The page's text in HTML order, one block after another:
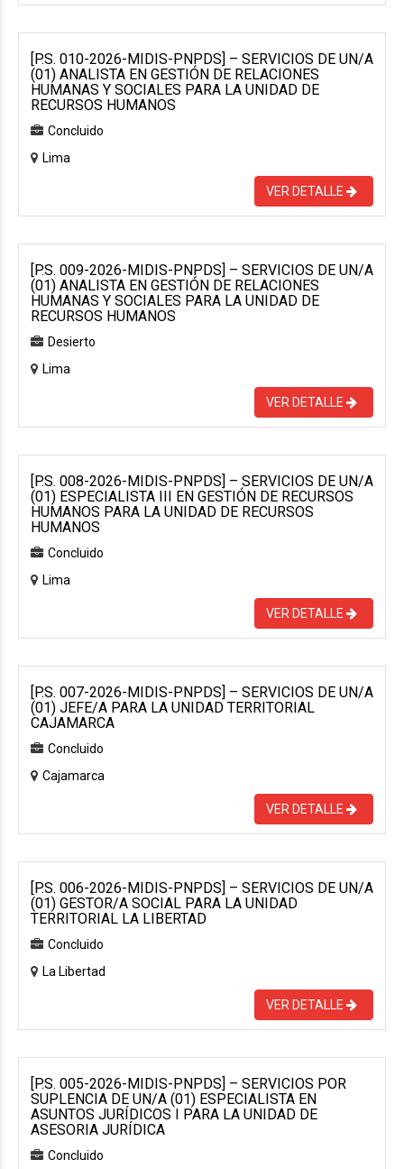
[P.S. 010-2026-MIDIS-PNPDS] – SERVICIOS DE UN/A
(01) ANALISTA EN GESTIÓN DE RELACIONES
HUMANAS Y SOCIALES PARA LA UNIDAD DE
RECURSOS HUMANOS
Concluido
Lima
VER DETALLE
[P.S. 009-2026-MIDIS-PNPDS] – SERVICIOS DE UN/A
(01) ANALISTA EN GESTIÓN DE RELACIONES
HUMANAS Y SOCIALES PARA LA UNIDAD DE
RECURSOS HUMANOS
Desierto
Lima
VER DETALLE
[P.S. 008-2026-MIDIS-PNPDS] – SERVICIOS DE UN/A
(01) ESPECIALISTA III EN GESTIÓN DE RECURSOS
HUMANOS PARA LA UNIDAD DE RECURSOS
HUMANOS
Concluido
Lima
VER DETALLE
[P.S. 007-2026-MIDIS-PNPDS] – SERVICIOS DE UN/A
(01) JEFE/A PARA LA UNIDAD TERRITORIAL
CAJAMARCA
Concluido
Cajamarca
VER DETALLE
[P.S. 006-2026-MIDIS-PNPDS] – SERVICIOS DE UN/A
(01) GESTOR/A SOCIAL PARA LA UNIDAD
TERRITORIAL LA LIBERTAD
Concluido
La Libertad
VER DETALLE
[P.S. 005-2026-MIDIS-PNPDS] – SERVICIOS POR
SUPLENCIA DE UN/A (01) ESPECIALISTA EN
ASUNTOS JURÍDICOS I PARA LA UNIDAD DE
ASESORIA JURÍDICA
Concluido